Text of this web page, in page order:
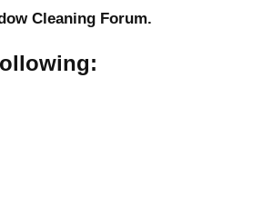
Cleaning Forum.